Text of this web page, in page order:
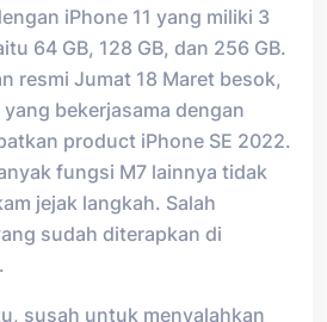
iPhone 11 yang miliki 3
64 GB, 128 GB, dan 256 GB.
resmi Jumat 18 Maret besok,
bekerjasama dengan
product iPhone SE 2022.
fungsi M7 lainnya tidak
jejak langkah. Salah
sudah diterapkan di
susah untuk menyalahkan